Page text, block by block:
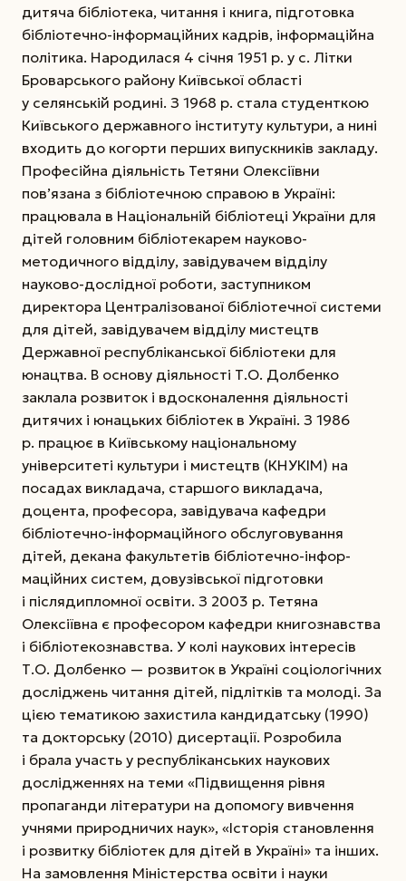
дитяча бібліотека, читання і книга, підготовка
бібліотечно-інформаційних кадрів, інформаційна
політика. Народилася 4 січня 1951 р. у с. Літки
Броварського району Київської області
у селянській родині. З 1968 р. стала студенткою
Київського державного інституту культури, а нині
входить до когорти перших випускників закладу.
Професійна діяльність Тетяни Олексіївни
пов’язана з бібліотечною справою в Україні:
працювала в Національній біб­ліотеці України для
дітей головним бібліотекарем науково-
методичного відділу, завідувачем відділу
науково-дослідної роботи, заступником
директора Централізованої бібліотечної системи
для дітей, завідувачем відділу мистецтв
Державної республіканської бібліотеки для
юнацтва. В основу діяльності Т.О. Долбенко
заклала розвиток і вдосконалення діяльності
дитячих і юнацьких бібліотек в Україні. З 1986
р. працює в Київському національному
університеті культури і мистецтв (КНУКІМ) на
посадах викладача, старшого викладача,
доцента, професора, завідувача кафедри
бібліотечно-інформаційного обслуго­вування
дітей, декана факультетів бібліотечно-інфор­
маційних систем, довузівської підготовки
і післядипломної освіти. З 2003 р. Тетяна
Олексіївна є професором кафедри книгознавства
і бібліотекознавства. У колі наукових інтересів
Т.О. Долбенко — розвиток в Україні соціологічних
досліджень читання дітей, підлітків та молоді. За
цією тематикою захистила кандидатську (1990)
та докторську (2010) дисертації. Розробила
і брала участь у республіканських наукових
дослідженнях на теми «Підвищення рівня
пропаганди літератури на допомогу вивчення
учнями природничих наук», «Історія становлення
і розвитку бібліотек для дітей в Україні» та інших.
На замовлення Міністерства освіти і науки